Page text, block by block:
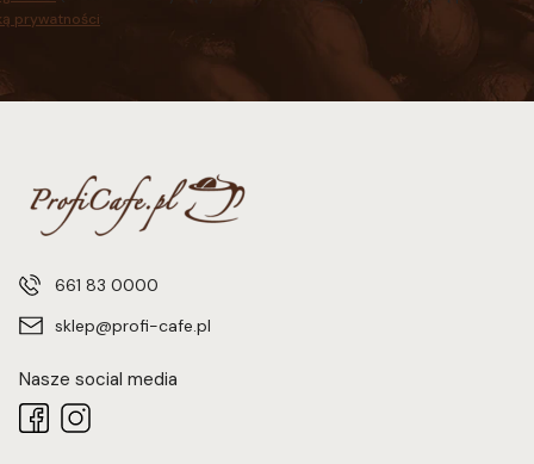
prywatności
661 83 0000
sklep@profi-cafe.pl
Nasze social media